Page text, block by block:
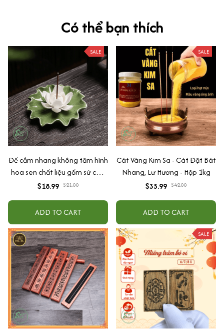
Có thể bạn thích
SALE
Đế cắm nhang không tăm hình
hoa sen chất liệu gốm sứ cao
cấp xông, đốt trầm hương
$18.99 $21.00
ADD TO CART
SALE
Cát Vàng Kim Sa - Cát Đặt Bát
Nhang, Lư Hương - Hộp 1kg
$35.99 $42.00
ADD TO CART
SALE